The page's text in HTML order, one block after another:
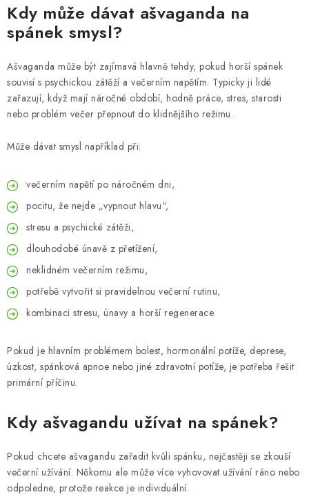
Kdy může dávat ašvaganda na
spánek smysl?
Ašvaganda může být zajímavá hlavně tehdy, pokud horší spánek
souvisí s psychickou zátěží a večerním napětím. Typicky ji lidé
zařazují, když mají náročné období, hodně práce, stres, starosti
nebo problém večer přepnout do klidnějšího režimu.
Může dávat smysl například při:
večerním napětí po náročném dni,
pocitu, že nejde „vypnout hlavu“,
stresu a psychické zátěži,
dlouhodobé únavě z přetížení,
neklidném večerním režimu,
potřebě vytvořit si pravidelnou večerní rutinu,
kombinaci stresu, únavy a horší regenerace.
Pokud je hlavním problémem bolest, hormonální potíže, deprese,
úzkost, spánková apnoe nebo jiné zdravotní potíže, je potřeba řešit
primární příčinu.
Kdy ašvagandu užívat na spánek?
Pokud chcete ašvagandu zařadit kvůli spánku, nejčastěji se zkouší
večerní užívání. Někomu ale může více vyhovovat užívání ráno nebo
odpoledne, protože reakce je individuální.